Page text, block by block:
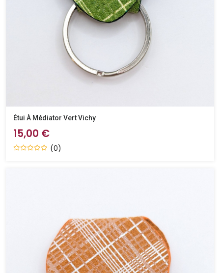
Étui À Médiator Vert Vichy
15,00 €
(0)